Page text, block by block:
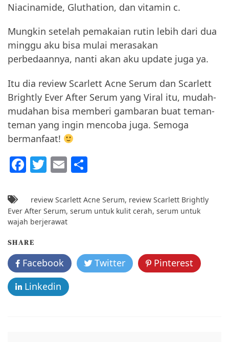
Niacinamide, Gluthation, dan vitamin c.
Mungkin setelah pemakaian rutin lebih dari dua
minggu aku bisa mulai merasakan
perbedaannya, nanti akan aku update juga ya.
Itu dia review Scarlett Acne Serum dan Scarlett
Brightly Ever After Serum yang Viral itu, mudah-
mudahan bisa memberi gambaran buat teman-
teman yang ingin mencoba juga. Semoga
bermanfaat!
F
c
e
b
o
o
k
T
itt
er
E
ai
l
ar
e
review Scarlett Acne Serum, review Scarlett Brightly
Ever After Serum, serum untuk kulit cerah, serum untuk
wajah berjerawat
SHARE
Facebook Twitter
Pinterest
Linkedin